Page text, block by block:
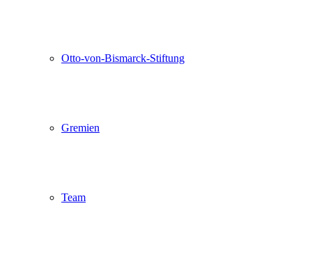
Otto-von-Bismarck-Stiftung
Gremien
Team